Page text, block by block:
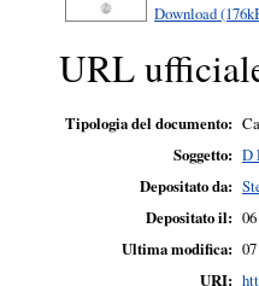
Download
URL
Tipologia del documento:
Soggetto: D
Depositato da:
Depositato il:
Ultima modifica:
URI: